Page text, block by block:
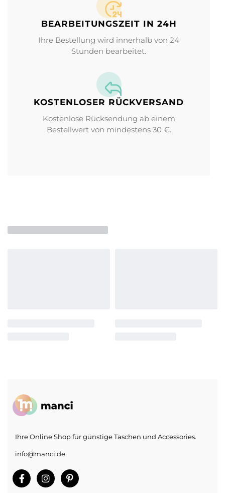
BEARBEITUNGS­ZEIT IN 24H
Ihre Bestellung wird innerhalb von 24
Stunden bearbeitet.
KOSTENLOSER RÜCKVERSAND
Kostenlose Rücksendung ab einem
Bestellwert von mindestens 30 €.
Ihre Online Shop für günstige Taschen und Accessories.
info@manci.de